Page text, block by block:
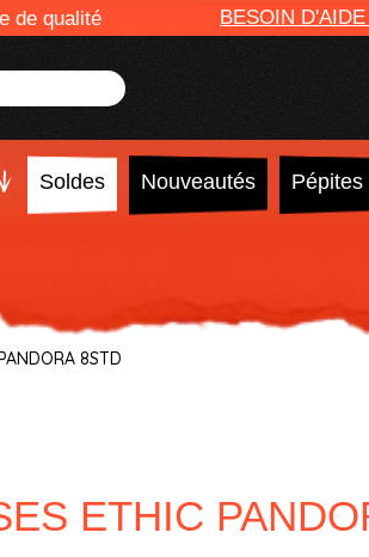
de qualité BESOIN
Soldes Nouveautés Pépites
8STD
ETHIC